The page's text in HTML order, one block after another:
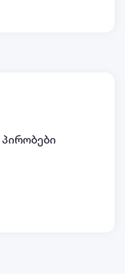
პირობები